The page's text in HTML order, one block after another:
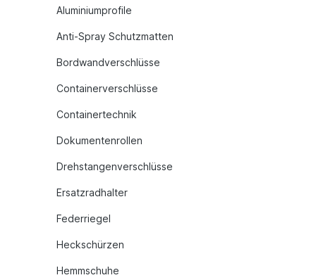
Aluminiumprofile
Anti-Spray Schutzmatten
Bordwandverschlüsse
Containerverschlüsse
Containertechnik
Dokumentenrollen
Drehstangenverschlüsse
Ersatzradhalter
Federriegel
Heckschürzen
Hemmschuhe